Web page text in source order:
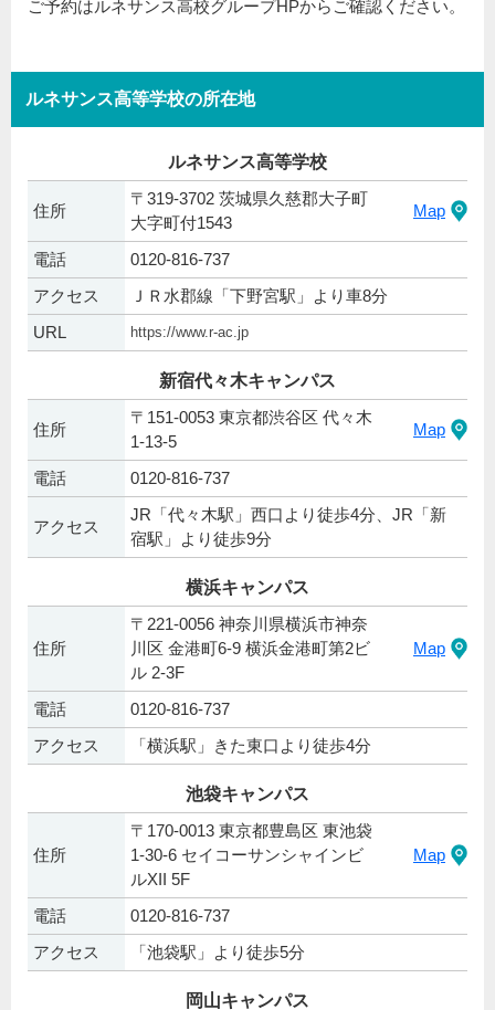
ご予約はルネサンス高校グループHPからご確認ください。
ルネサンス高等学校の所在地
ルネサンス高等学校
住所
〒319-3702 茨城県久慈郡大子町
大字町付1543
Map
電話
0120-816-737
アクセス
ＪＲ水郡線「下野宮駅」より車8分
URL
https://www.r-ac.jp
新宿代々木キャンパス
住所
〒151-0053 東京都渋谷区 代々木
1-13-5
Map
電話 0120-816-737
アクセス
JR「代々木駅」西口より徒歩4分、JR「新
宿駅」より徒歩9分
横浜キャンパス
住所
〒221-0056 神奈川県横浜市神奈
川区 金港町6-9 横浜金港町第2ビ
ル 2-3F
Map
電話
0120-816-737
アクセス
「横浜駅」きた東口より徒歩4分
池袋キャンパス
住所
〒170-0013 東京都豊島区 東池袋
1-30-6 セイコーサンシャインビ
ルXII 5F
Map
電話
0120-816-737
アクセス
「池袋駅」より徒歩5分
岡山キャンパス